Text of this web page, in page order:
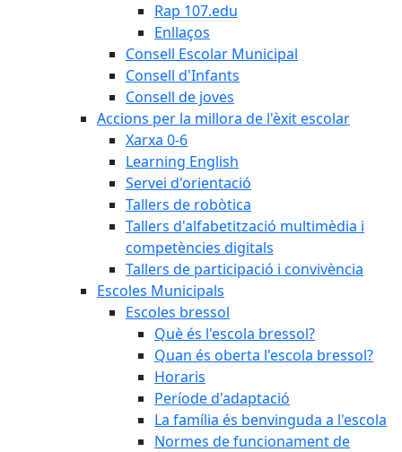
Rap 107.edu
Enllaços
Consell Escolar Municipal
Consell d'Infants
Consell de joves
Accions per la millora de l'èxit escolar
Xarxa 0-6
Learning English
Servei d'orientació
Tallers de robòtica
Tallers d'alfabetització multimèdia i
competències digitals
Tallers de participació i convivència
Escoles Municipals
Escoles bressol
Què és l'escola bressol?
Quan és oberta l'escola bressol?
Horaris
Període d'adaptació
La família és benvinguda a l'escola
Normes de funcionament de